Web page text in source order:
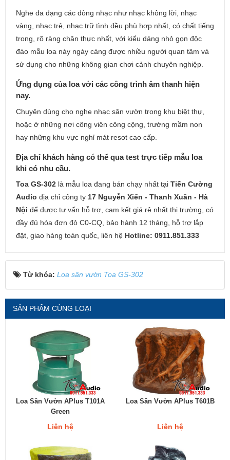
Nghe đa dạng các dòng nhạc như nhạc không lời, nhạc
vàng, nhạc trẻ, nhạc trữ tình đều phù hợp nhất, có chất tiếng
trong, rõ ràng chân thực nhất, với kiểu dáng nhỏ gọn độc
đáo mẫu loa này ngày càng được nhiều người quan tâm và
sử dụng cho những không gian chơi cảnh chuyên nghiệp.
Ứng dụng của loa với các công trình âm thanh hiện
nay.
Chuyên dùng cho nghe nhạc sân vườn trong khu biệt thự,
hoặc ở những nơi công viên công cộng, trường mầm non
hay những khu vực nghỉ mát resot cao cấp.
Địa chỉ khách hàng có thể qua test trực tiếp mẫu loa
khi có nhu cầu.
Toa GS-302 là mẫu loa đang bán chạy nhất tại Tiến Cường
Audio địa chỉ công ty 17 Nguyễn Xiển - Thanh Xuân - Hà
Nội để được tư vấn hỗ trợ, cam kết giá rẻ nhất thị trường, có
đầy đủ hóa đơn đỏ C0-CQ, bảo hành 12 tháng, hỗ trợ lắp
đặt, giao hàng toàn quốc, liên hệ Hotline: 0911.851.333
Từ khóa: Loa sân vườn Toa GS-302
SẢN PHẨM CÙNG LOẠI
Loa Sân Vườn APlus T101A
Green
Liên hệ
Loa Sân Vườn APlus T601B
Liên hệ